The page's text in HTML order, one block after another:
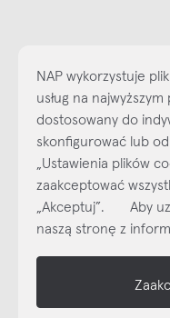
Najlepsze inspiracje i
dzisiaj do naszego
NAP
NAP wykorzystuje
usług na
dostosowany do
skonfigurować lub
„Ustawienia plików
zaakceptować
„Akceptuj”. Aby
naszą stronę z